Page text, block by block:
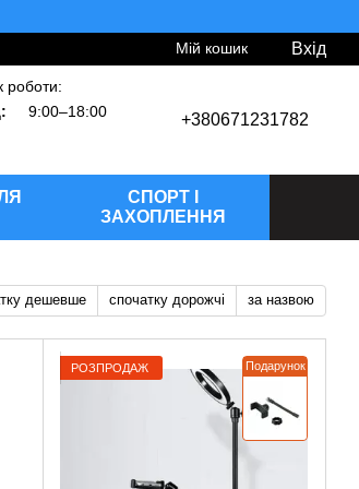
Мій кошик Вхід
роботи:
9:00–18:00 +380671231782
СПОРТ І
ЗАХОПЛЕННЯ
дешевше спочатку дорожчі за назвою
Подарунок
РОЗПРОДАЖ